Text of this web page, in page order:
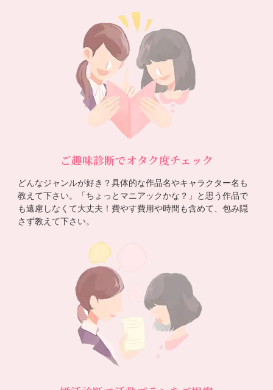
ご趣味診断でオタク度チェック
どんなジャンルが好き？具体的な作品名やキャラクター名も
教えて下さい。「ちょっとマニアックかな？」と思う作品で
も遠慮しなくて大丈夫！費やす費用や時間も含めて、包み隠
さず教えて下さい。